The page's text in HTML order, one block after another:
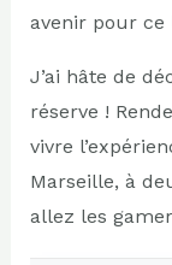
avenir pour
J’ai hâte de
réserve !
vivre
Marseille, à
allez les